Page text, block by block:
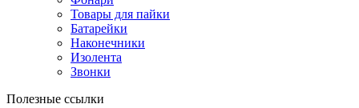
Товары для пайки
Батарейки
Наконечники
Изолента
Звонки
Полезные ссылки